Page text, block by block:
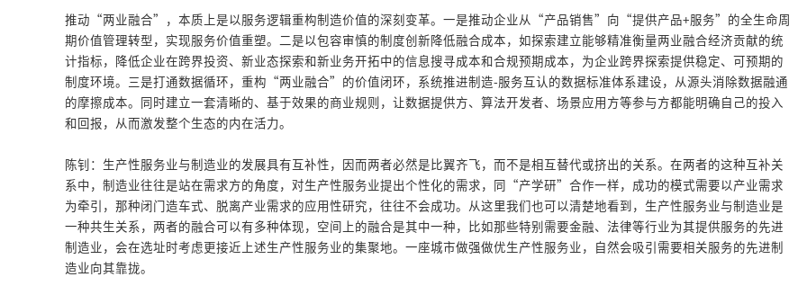
推动“两业融合”，本质上是以服务逻辑重构制造价值的深刻变革。一是推动企业从“产品销售”向“提供产品+服务”的全生命周
期价值管理转型，实现服务价值重塑。二是以包容审慎的制度创新降低融合成本，如探索建立能够精准衡量两业融合经济贡献的统
计指标，降低企业在跨界投资、新业态探索和新业务开拓中的信息搜寻成本和合规预期成本，为企业跨界探索提供稳定、可预期的
制度环境。三是打通数据循环，重构“两业融合”的价值闭环，系统推进制造-服务互认的数据标准体系建设，从源头消除数据融通
的摩擦成本。同时建立一套清晰的、基于效果的商业规则，让数据提供方、算法开发者、场景应用方等参与方都能明确自己的投入
和回报，从而激发整个生态的内在活力。
陈钊：生产性服务业与制造业的发展具有互补性，因而两者必然是比翼齐飞，而不是相互替代或挤出的关系。在两者的这种互补关
系中，制造业往往是站在需求方的角度，对生产性服务业提出个性化的需求，同“产学研”合作一样，成功的模式需要以产业需求
为牵引，那种闭门造车式、脱离产业需求的应用性研究，往往不会成功。从这里我们也可以清楚地看到，生产性服务业与制造业是
一种共生关系，两者的融合可以有多种体现，空间上的融合是其中一种，比如那些特别需要金融、法律等行业为其提供服务的先进
制造业，会在选址时考虑更接近上述生产性服务业的集聚地。一座城市做强做优生产性服务业，自然会吸引需要相关服务的先进制
造业向其靠拢。